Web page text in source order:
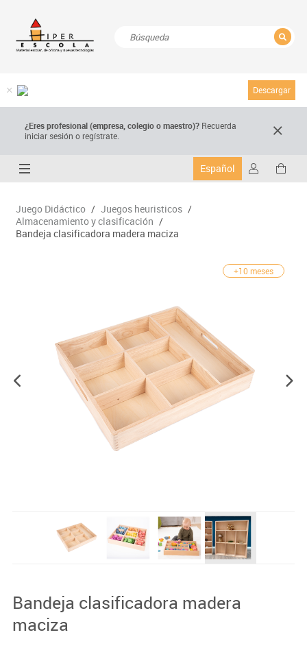
Descargar
¿Eres profesional (empresa, colegio o maestro)? Recuerda
iniciar sesión o regístrate.
Español
Juego Didáctico / Juegos heuristicos /
Almacenamiento y clasificación /
Bandeja clasificadora madera maciza
+10 meses
Bandeja clasificadora madera
maciza